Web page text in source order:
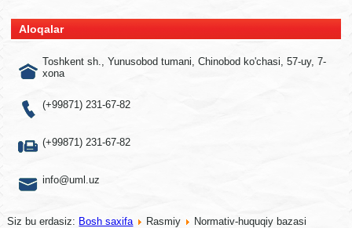
Aloqalar
Toshkent sh., Yunusobod tumani, Chinobod ko'chasi, 57-uy, 7-
xona
(+99871) 231-67-82
(+99871) 231-67-82
info@uml.uz
Siz bu erdasiz: Bosh saxifa Rasmiy Normativ-huquqiy bazasi